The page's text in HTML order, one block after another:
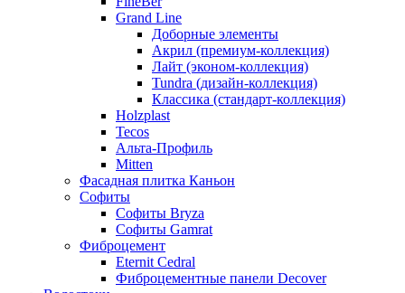
Grand Line
Доборные элементы
Акрил (премиум-коллекция)
Лайт (эконом-коллекция)
Tundra (дизайн-коллекция)
Классика (стандарт-коллекция)
Holzplast
Tecos
Альта-Профиль
Mitten
Фасадная плитка Каньон
Софиты
Софиты Bryza
Софиты Gamrat
Фиброцемент
Eternit Cedral
Фиброцементные панели Decover